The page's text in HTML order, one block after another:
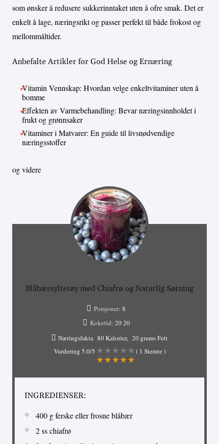
som ønsker å redusere sukkerinntaket uten å ofre smak. Det er
enkelt å lage, næringsrikt og passer perfekt til både frokost og
mellommåltider.
Anbefalte Artikler for God Helse og Ernæring
Vitamin Vennskap: Hvordan velge enkeltvitaminer uten å
bomme
Effekten av Varmebehandling: Bevar næringsinnholdet i
frukt og grønnsaker
Vitaminer i Matvarer: En guide til livsnødvendige
næringsstoffer
og videre
Blåbærsyltetøy med Chiafrø og Naturlig Søtning
Porsjoner: 8
Koketid: 2020
Næringsfakta 80 Kalorier
20 grams Fett
Vurdering 5.0/5 ( 1 Stemte )
INGREDIENSER:
400 g ferske eller frosne blåbær
2 ss chiafrø